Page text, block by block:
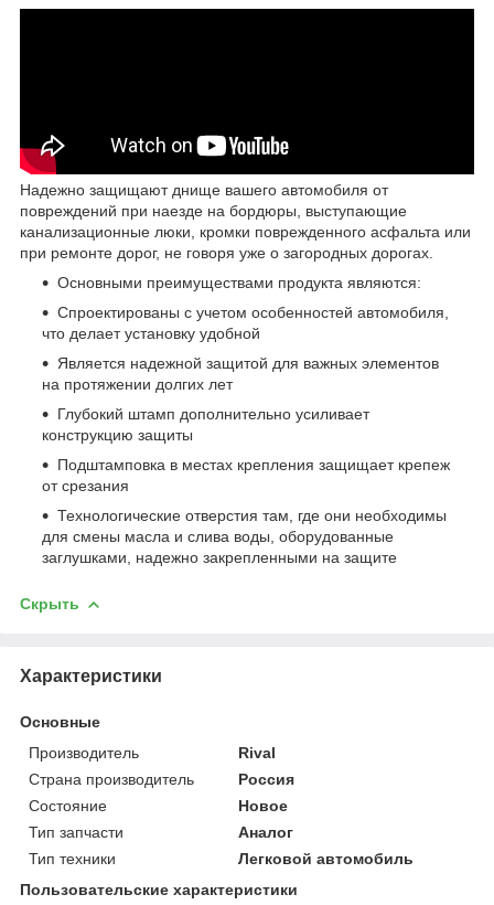
Надежно защищают днище вашего автомобиля от
повреждений при наезде на бордюры, выступающие
канализационные люки, кромки поврежденного асфальта или
при ремонте дорог, не говоря уже о загородных дорогах.
Основными преимуществами продукта являются:
Спроектированы с учетом особенностей автомобиля,
что делает установку удобной
Является надежной защитой для важных элементов
на протяжении долгих лет
Глубокий штамп дополнительно усиливает
конструкцию защиты
Подштамповка в местах крепления защищает крепеж
от срезания
Технологические отверстия там, где они необходимы
для смены масла и слива воды, оборудованные
заглушками, надежно закрепленными на защите
Скрыть
Характеристики
Основные
Производитель
Rival
Страна производитель
Россия
Состояние
Новое
Тип запчасти
Аналог
Тип техники
Легковой автомобиль
Пользовательские характеристики